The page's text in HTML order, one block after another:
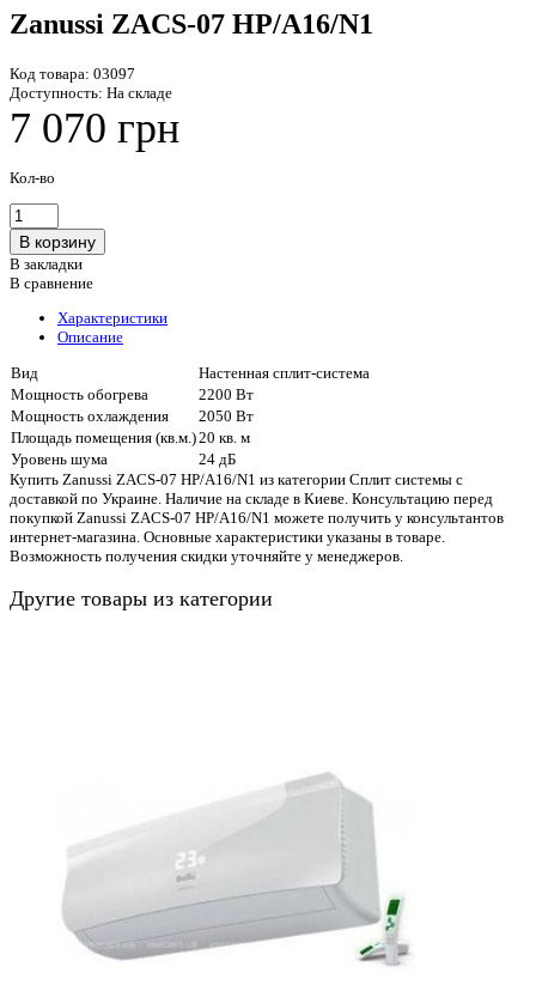
Zanussi ZACS-07 HP/A16/N1
Код товара: 03097
Доступность: На складе
7 070 грн
Кол-во
В закладки
В сравнение
Характеристики
Описание
Вид
Настенная сплит-система
Мощность обогрева
2200 Вт
Мощность охлаждения
2050 Вт
Площадь помещения (кв.м.)20 кв. м
Уровень шума
24 дБ
Купить Zanussi ZACS-07 HP/A16/N1 из категории Сплит системы с
доставкой по Украине. Наличие на складе в Киеве. Консультацию перед
покупкой Zanussi ZACS-07 HP/A16/N1 можете получить у консультантов
интернет-магазина. Основные характеристики указаны в товаре.
Возможность получения скидки уточняйте у менеджеров.
Другие товары из категории